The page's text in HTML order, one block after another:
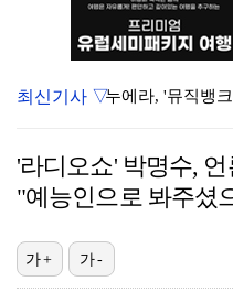
최신기사 ▽
'라디오쇼' 박명수,
"예능인으로 봐주셨
가+ 가-